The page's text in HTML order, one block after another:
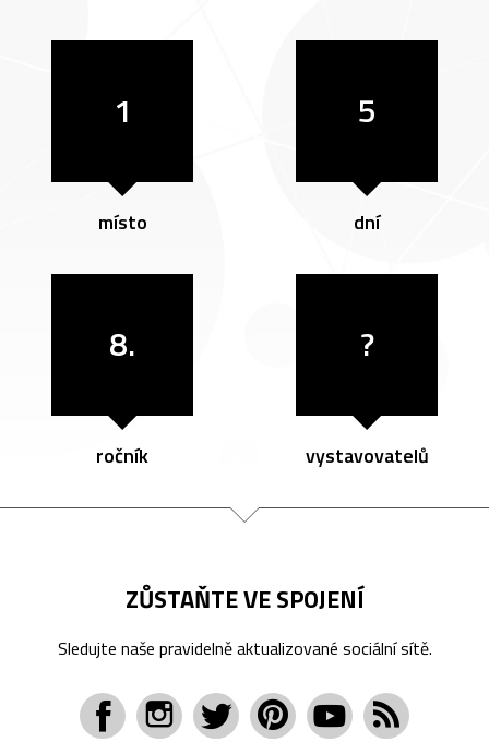
1
místo
5
dní
8.
ročník
?
vystavovatelů
ZŮSTAŇTE VE SPOJENÍ
Sledujte naše pravidelně aktualizované sociální sítě.